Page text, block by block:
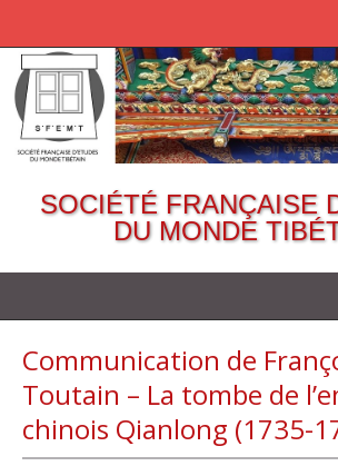
SOCIÉTÉ FRANÇAISE
DU MONDE
Communication de
Toutain – La tombe de
chinois Qianlong (1735-